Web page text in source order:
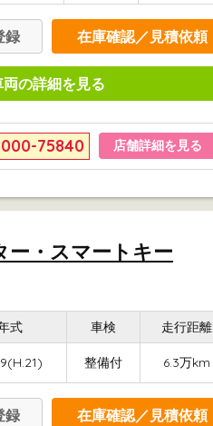
録 在庫確認／見積依頼
両の詳細を見る
75840 店舗詳細を見る
・スマートキー
式 車検 走行距離
整備付 6.3万km
録 在庫確認／見積依頼